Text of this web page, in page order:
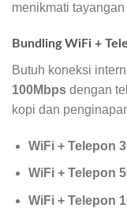
menikmati
Bundling WiFi +
Butuh koneksi
100Mbps dengan
kopi dan
WiFi + Telepon
WiFi + Telepon
WiFi + Telepon